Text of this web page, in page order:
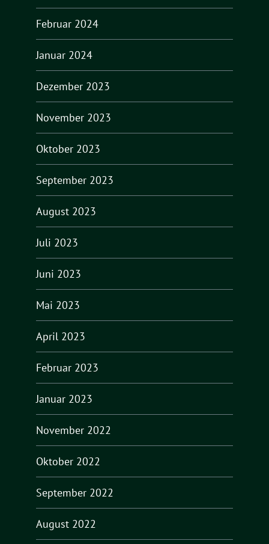
Februar 2024
Januar 2024
Dezember 2023
November 2023
Oktober 2023
September 2023
August 2023
Juli 2023
Juni 2023
Mai 2023
April 2023
Februar 2023
Januar 2023
November 2022
Oktober 2022
September 2022
August 2022